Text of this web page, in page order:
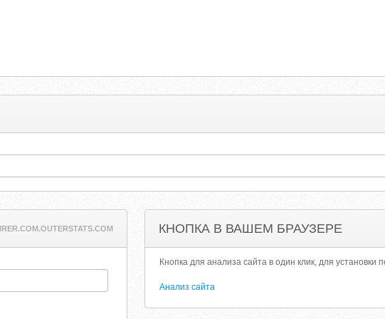
КНОПКА В ВАШЕМ БРАУЗЕРЕ
Кнопка для анализа сайта в один клик, для
Анализ сайта